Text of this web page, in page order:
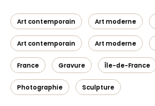
Art contemporain Art moderne
Art contemporain Art moderne
France Gravure Île-de-France
Photographie Sculpture